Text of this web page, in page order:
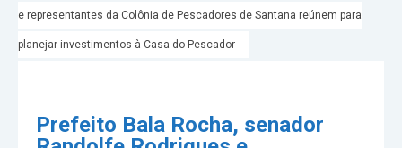
e representantes da Colônia de Pescadores de Santana reúnem para
planejar investimentos à Casa do Pescador
Prefeito Bala Rocha, senador